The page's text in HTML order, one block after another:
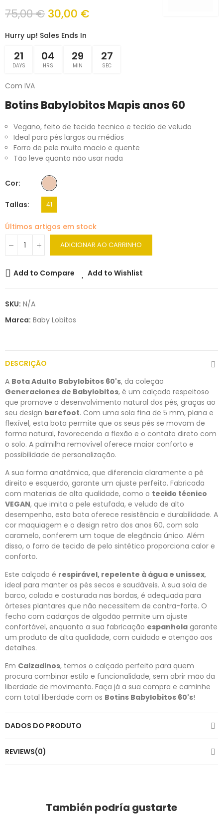
75,00 € 30,00 €
Hurry up! Sales Ends In
21
DAYS
04
HRS
29
MIN
27
SEC
Com IVA
Botins Babylobitos Mapis anos 60
Vegano, feito de tecido tecnico e tecido de veludo
Ideal para pés largos ou médios
Forro de pele muito macio e quente
Tão leve quanto não usar nada
Cor
Tallas 41
Últimos artigos em stock
ADICIONAR AO CARRINHO
Add to Compare Add to Wishlist
SKU: N/A
Marca: Baby Lobitos
DESCRIÇÃO
A Bota Adulto Babylobitos 60's, da coleção
Generaciones de Babylobitos, é um calçado respeitoso
que promove o desenvolvimento natural dos pés, graças ao
seu design barefoot. Com uma sola fina de 5 mm, plana e
flexível, esta bota permite que os seus pés se movam de
forma natural, favorecendo a flexão e o contato direto com
o solo. A palmilha removível oferece maior conforto e
possibilidade de personalização.
A sua forma anatômica, que diferencia claramente o pé
direito e esquerdo, garante um ajuste perfeito. Fabricada
com materiais de alta qualidade, como o tecido técnico
VEGAN, que imita a pele estufada, e veludo de alto
desempenho, esta bota oferece resistência e durabilidade. A
cor maquiagem e o design retro dos anos 60, com sola
caramelo, conferem um toque de elegância único. Além
disso, o forro de tecido de pelo sintético proporciona calor e
conforto.
Este calçado é respirável, repelente à água e unissex,
ideal para manter os pés secos e saudáveis. A sua sola de
barco, colada e costurada nas bordas, é adequada para
órteses plantares que não necessitem de contra-forte. O
fecho com cadarços de algodão permite um ajuste
confortável, enquanto a sua fabricação espanhola garante
um produto de alta qualidade, com cuidado e atenção aos
detalhes.
Em Calzadinos, temos o calçado perfeito para quem
procura combinar estilo e funcionalidade, sem abrir mão da
liberdade de movimento. Faça já a sua compra e caminhe
com total liberdade com os Botins Babylobitos 60's!
DADOS DO PRODUTO
REVIEWS(0)
También podría gustarte